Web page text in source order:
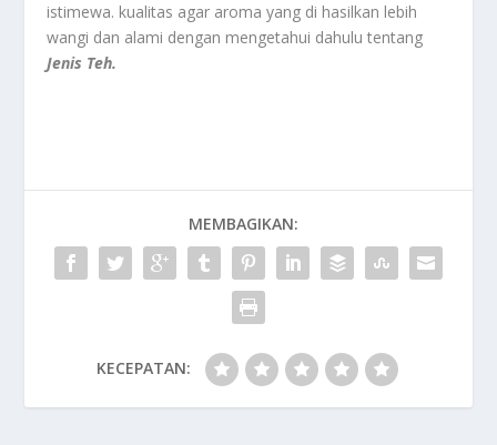
istimewa. kualitas agar aroma yang di hasilkan lebih
wangi dan alami dengan mengetahui dahulu tentang
Jenis Teh.
MEMBAGIKAN:
KECEPATAN: